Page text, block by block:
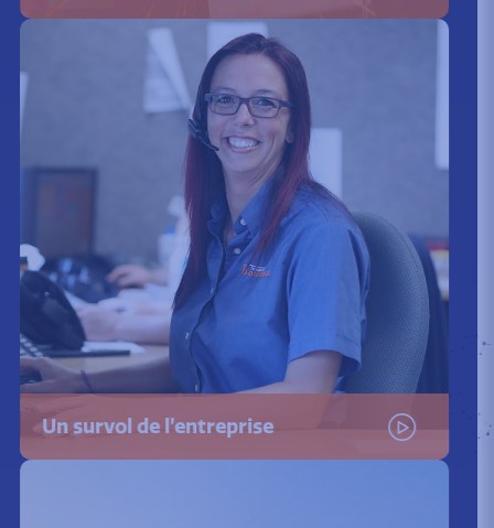
Un survol de l’entrepriseVisionner la video